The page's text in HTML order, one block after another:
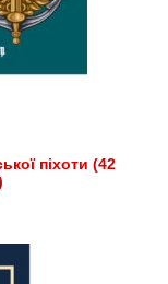
піхоти (42